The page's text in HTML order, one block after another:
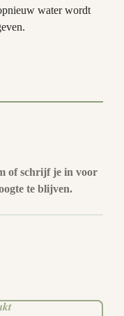
water wordt
of schrijf je in voor
te blijven.